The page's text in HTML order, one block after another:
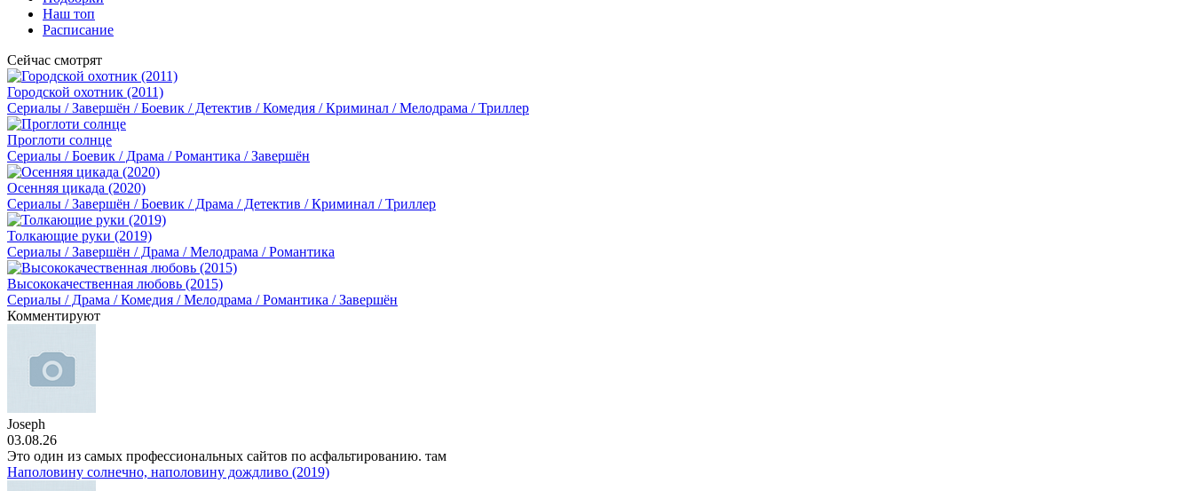
Наш топ
Расписание
Сейчас смотрят
Городской охотник (2011)
Сериалы / Завершён / Боевик / Детектив / Комедия / Криминал / Мелодрама / Триллер
Проглоти солнце
Сериалы / Боевик / Драма / Романтика / Завершён
Осенняя цикада (2020)
Сериалы / Завершён / Боевик / Драма / Детектив / Криминал / Триллер
Толкающие руки (2019)
Сериалы / Завершён / Драма / Мелодрама / Романтика
Высококачественная любовь (2015)
Сериалы / Драма / Комедия / Мелодрама / Романтика / Завершён
Комментируют
Joseph
03.08.26
Это один из самых профессиональных сайтов по асфальтированию. там
Наполовину солнечно, наполовину дождливо (2019)